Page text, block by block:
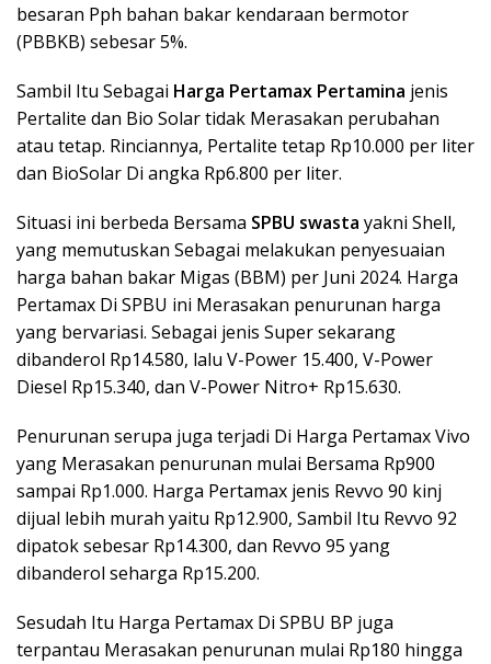
besaran Pph bahan bakar kendaraan bermotor
(PBBKB) sebesar 5%.
Sambil Itu Sebagai Harga Pertamax Pertamina jenis
Pertalite dan Bio Solar tidak Merasakan perubahan
atau tetap. Rinciannya, Pertalite tetap Rp10.000 per liter
dan BioSolar Di angka Rp6.800 per liter.
Situasi ini berbeda Bersama SPBU swasta yakni Shell,
yang memutuskan Sebagai melakukan penyesuaian
harga bahan bakar Migas (BBM) per Juni 2024. Harga
Pertamax Di SPBU ini Merasakan penurunan harga
yang bervariasi. Sebagai jenis Super sekarang
dibanderol Rp14.580, lalu V-Power 15.400, V-Power
Diesel Rp15.340, dan V-Power Nitro+ Rp15.630.
Penurunan serupa juga terjadi Di Harga Pertamax Vivo
yang Merasakan penurunan mulai Bersama Rp900
sampai Rp1.000. Harga Pertamax jenis Revvo 90 kinj
dijual lebih murah yaitu Rp12.900, Sambil Itu Revvo 92
dipatok sebesar Rp14.300, dan Revvo 95 yang
dibanderol seharga Rp15.200.
Sesudah Itu Harga Pertamax Di SPBU BP juga
terpantau Merasakan penurunan mulai Rp180 hingga